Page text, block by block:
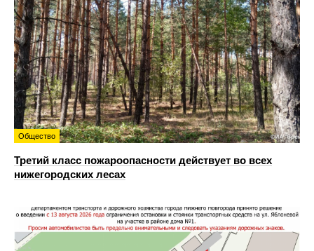
Общество
Третий класс пожароопасности действует во всех
нижегородских лесах